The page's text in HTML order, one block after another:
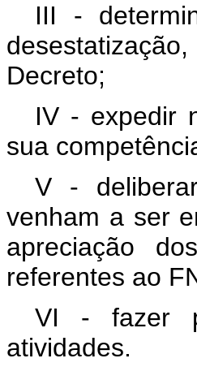
III -
Decreto;
IV - expedir
sua
V -
venham a ser
apreciação
referentes ao
VI - fazer
atividades.